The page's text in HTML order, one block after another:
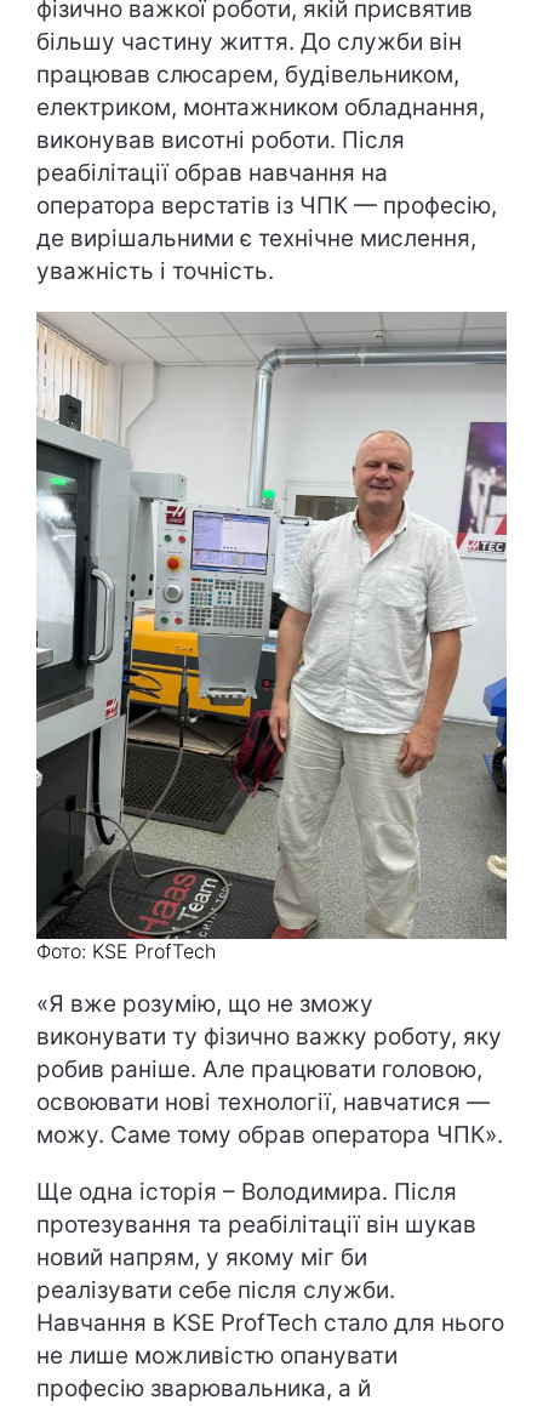
фізично важкої роботи, якій присвятив
більшу частину життя. До служби він
працював слюсарем, будівельником,
електриком, монтажником обладнання,
виконував висотні роботи. Після
реабілітації обрав навчання на
оператора верстатів із ЧПК — професію,
де вирішальними є технічне мислення,
уважність і точність.
Фото: KSE ProfTech
«Я вже розумію, що не зможу
виконувати ту фізично важку роботу, яку
робив раніше. Але працювати головою,
освоювати нові технології, навчатися —
можу. Саме тому обрав оператора ЧПК».
Ще одна історія – Володимира. Після
протезування та реабілітації він шукав
новий напрям, у якому міг би
реалізувати себе після служби.
Навчання в KSE ProfTech стало для нього
не лише можливістю опанувати
професію зварювальника, а й